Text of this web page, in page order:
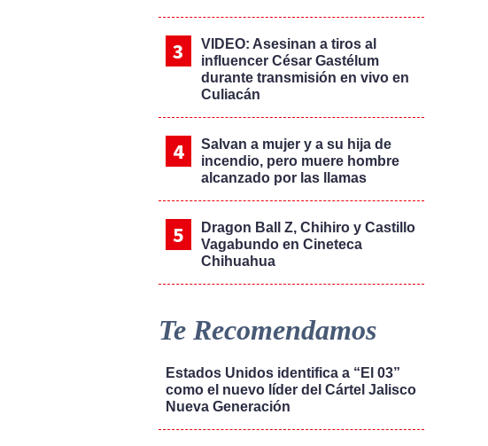
VIDEO: Asesinan a tiros al
influencer César Gastélum
durante transmisión en vivo en
Culiacán
Salvan a mujer y a su hija de
incendio, pero muere hombre
alcanzado por las llamas
Dragon Ball Z, Chihiro y Castillo
Vagabundo en Cineteca
Chihuahua
Te Recomendamos
Estados Unidos identifica a “El 03”
como el nuevo líder del Cártel Jalisco
Nueva Generación